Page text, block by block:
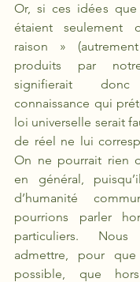
Or, si ces idées que
étaient seulement
raison »
produits par
signifierait
connaissance qui
loi universelle serait
de réel ne lui
On ne pourrait rien
en général,
d’humanité
pourrions parler
particuliers.
admettre, pour
possible, que